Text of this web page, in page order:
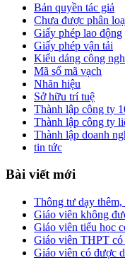
Bản quyền tác giả
Chưa được phân
Giấy phép lao động
Giấy phép vận tải
Kiểu dáng công
Mã số mã vạch
Nhãn hiệu
Sở hữu trí tuệ
Thành lập công ty
Thành lập công ty
Thành lập doanh
tin tức
Bài viết mới
Thông tư dạy
Giáo viên không
Giáo viên tiểu học
Giáo viên THPT có
Giáo viên có được